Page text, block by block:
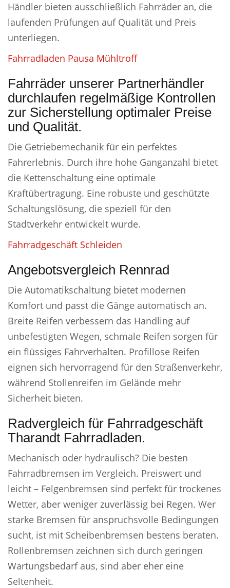
Händler bieten ausschließlich Fahrräder an, die
laufenden Prüfungen auf Qualität und Preis
unterliegen.
Fahrradladen Pausa Mühltroff
Fahrräder unserer Partnerhändler
durchlaufen regelmäßige Kontrollen
zur Sicherstellung optimaler Preise
und Qualität.
Die Getriebemechanik für ein perfektes
Fahrerlebnis. Durch ihre hohe Ganganzahl bietet
die Kettenschaltung eine optimale
Kraftübertragung. Eine robuste und geschützte
Schaltungslösung, die speziell für den
Stadtverkehr entwickelt wurde.
Fahrradgeschäft Schleiden
Angebotsvergleich Rennrad
Die Automatikschaltung bietet modernen
Komfort und passt die Gänge automatisch an.
Breite Reifen verbessern das Handling auf
unbefestigten Wegen, schmale Reifen sorgen für
ein flüssiges Fahrverhalten. Profillose Reifen
eignen sich hervorragend für den Straßenverkehr,
während Stollenreifen im Gelände mehr
Sicherheit bieten.
Radvergleich für Fahrradgeschäft
Tharandt Fahrradladen.
Mechanisch oder hydraulisch? Die besten
Fahrradbremsen im Vergleich. Preiswert und
leicht – Felgenbremsen sind perfekt für trockenes
Wetter, aber weniger zuverlässig bei Regen. Wer
starke Bremsen für anspruchsvolle Bedingungen
sucht, ist mit Scheibenbremsen bestens beraten.
Rollenbremsen zeichnen sich durch geringen
Wartungsbedarf aus, sind aber eher eine
Seltenheit.